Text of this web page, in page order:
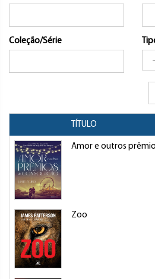
Coleção/Série
TÍTULO
Amor e outros
Zoo